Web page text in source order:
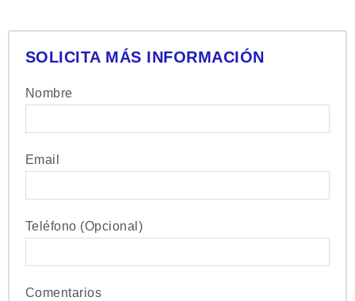
SOLICITA MÁS INFORMACIÓN
Nombre
Email
Teléfono (Opcional)
Comentarios